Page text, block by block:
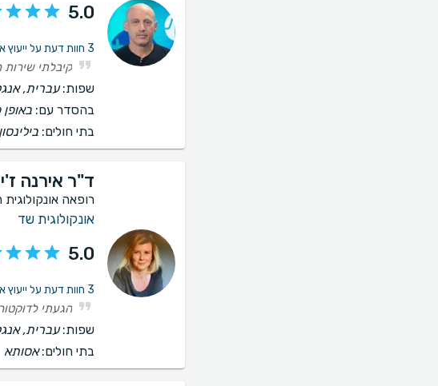
5.0
3 חוות דעת על ייעוץ אונקולוגית שד
שפות:עברית,
בהסדר עם: באופן
בתי חולים: בילינסון
ד"ר אירנה
רופאה
אונקולוגית שד
5.0
3 חוות דעת על ייעוץ אונקולוגית שד
שפות:עברית,
בתי חולים:אסותא